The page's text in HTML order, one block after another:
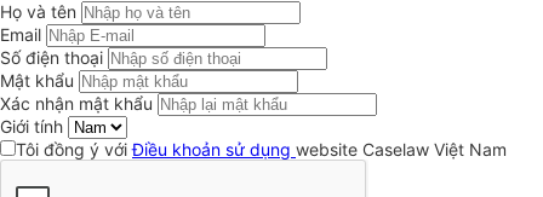
Họ và tên
Email
Số điện thoại
Mật khẩu
Xác nhận mật khẩu
Giới tính
Tôi đồng ý vớiĐiều khoản sử dụng website Caselaw Việt Nam